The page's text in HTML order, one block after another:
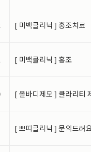
[ 미백클리닉 ] 홍조치료
[ 미백클리닉 ] 홍조
[ 올바디제모 ] 클라리티
[ 쁘띠클리닉 ] 문의드려